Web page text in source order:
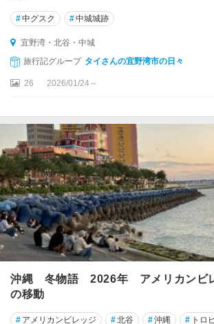
#中グスク #中城城跡
宜野湾・北谷・中城
旅行記グループ タイさんの宜野湾市の日々
26 2026/01/24～
沖縄 冬物語 2026年 アメリカンビ
の移動
# アメリカンビレッジ #北谷 #沖縄 # トロ